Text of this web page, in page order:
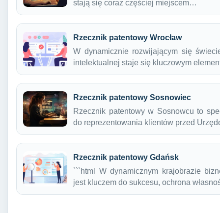
stają się coraz częściej miejscem…
Rzecznik patentowy Wrocław
W dynamicznie rozwijającym się
intelektualnej staje się kluczowym
Rzecznik patentowy Sosnowiec
Rzecznik patentowy w Sosnowcu to
do reprezentowania klientów przed
Rzecznik patentowy Gdańsk
```html W dynamicznym krajobrazie
jest kluczem do sukcesu, ochrona